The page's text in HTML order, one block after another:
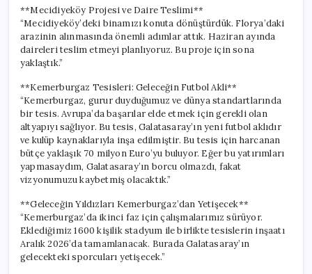
**Mecidiyeköy Projesi ve Daire Teslimi**
“Mecidiyeköy’deki binamızı konuta dönüştürdük. Florya’daki
arazinin alınmasında önemli adımlar attık. Haziran ayında
daireleri teslim etmeyi planlıyoruz. Bu proje için sona
yaklaştık.”
**Kemerburgaz Tesisleri: Geleceğin Futbol Akli**
“Kemerburgaz, gurur duyduğumuz ve dünya standartlarında
bir tesis. Avrupa’da başarılar elde etmek için gerekli olan
altyapıyı sağlıyor. Bu tesis, Galatasaray’ın yeni futbol aklıdır
ve kulüp kaynaklarıyla inşa edilmiştir. Bu tesis için harcanan
bütçe yaklaşık 70 milyon Euro’yu buluyor. Eğer bu yatırımları
yapmasaydım, Galatasaray’ın borcu olmazdı, fakat
vizyonumuzu kaybetmiş olacaktık.”
**Geleceğin Yıldızları Kemerburgaz’dan Yetişecek**
“Kemerburgaz’da ikinci faz için çalışmalarımız sürüyor.
Eklediğimiz 1600 kişilik stadyum ile birlikte tesislerin inşaatı
Aralık 2026’da tamamlanacak. Burada Galatasaray’ın
gelecekteki sporcuları yetişecek.”